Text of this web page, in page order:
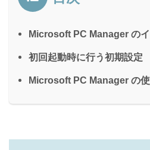
Microsoft PC Manager の
初回起動時に行う初期設定
Microsoft PC Manager の